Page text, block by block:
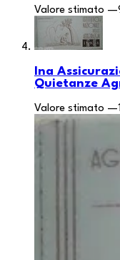
Valore stimato —
Ina
Quietanze
Valore stimato —